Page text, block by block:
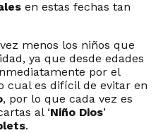
en estas fechas tan
menos los niños que
ya que desde edades
por el
cual es difícil de evitar en
, por lo que cada vez es
al ‘Niño Dios’
.